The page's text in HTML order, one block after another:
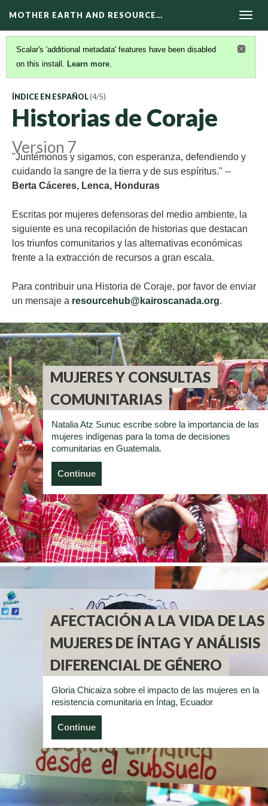
MOTHER EARTH AND RESOURCE…
Scalar's 'additional metadata' features have been disabled
on this install. Learn more.
ÍNDICE EN ESPAÑOL(4/5)
Historias de Coraje
Version 7
"Juntémonos y sigamos, con esperanza, defendiendo y
cuidando la sangre de la tierra y de sus espíritus." --
Berta Cáceres, Lenca, Honduras
Escritas por mujeres defensoras del medio ambiente, la
siguiente es una recopilación de historias que destacan
los triunfos comunitarios y las alternativas económicas
frente a la extracción de recursos a gran escala.
Para contribuir una Historia de Coraje, por favor de enviar
un mensaje a resourcehub@kairoscanada.org.
MUJERES Y CONSULTAS
COMUNITARIAS
Natalia Atz Sunuc escribe sobre la importancia de las
mujeres indígenas para la toma de decisiones
comunitarias en Guatemala.
Continue
AFECTACIÓN A LA VIDA DE LAS
MUJERES DE ÍNTAG Y ANÁLISIS
DIFERENCIAL DE GÉNERO
Gloria Chicaiza sobre el impacto de las mujeres en la
resistencia comunitaria en Íntag, Ecuador
Continue